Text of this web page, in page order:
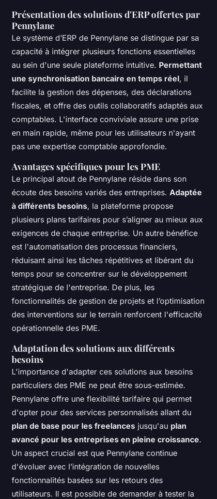
Présentation des solutions d'ERP offertes par
Pennylane
Le système d’ERP de Pennylane se distingue par sa
capacité à intégrer plusieurs fonctions essentielles
au sein d'une seule plateforme intuitive. Permettant
une synchronisation bancaire en temps réel, il
facilite la gestion des dépenses, des déclarations
fiscales, et offre des outils collaboratifs adaptés aux
comptables. L'interface conviviale assure une prise
en main rapide, même pour les utilisateurs n'ayant
pas une expertise comptable approfondie.
Avantages spécifiques pour les PME
Le principal atout de Pennylane réside dans son
écoute des besoins variés des entreprises. Adaptée
à différents besoins, la plateforme propose
plusieurs plans tarifaires pour s’aligner au mieux aux
exigences de chaque entreprise. Un autre bénéfice
est l'automatisation des processus financiers,
réduisant ainsi les tâches répétitives et libérant du
temps pour se concentrer sur le développement
stratégique de l'entreprise. De plus, les
fonctionnalités de gestion de projets et l’optimisation
des interventions sur le terrain renforcent l'efficacité
opérationnelle des PME.
Adaptation des solutions aux différents
besoins
L'importance d'adapter ces solutions aux besoins
particuliers des PME ne peut être sous-estimée.
Pennylane offre une flexibilité tarifaire qui permet
d'opter pour des services personnalisés allant du
plan de base pour les freelances jusqu'au plan
avancé pour les entreprises en pleine croissance.
Un aspect crucial est que Pennylane continue
d'évoluer avec l’intégration de nouvelles
fonctionnalités basées sur les retours des
utilisateurs. Il est possible de demander à tester la